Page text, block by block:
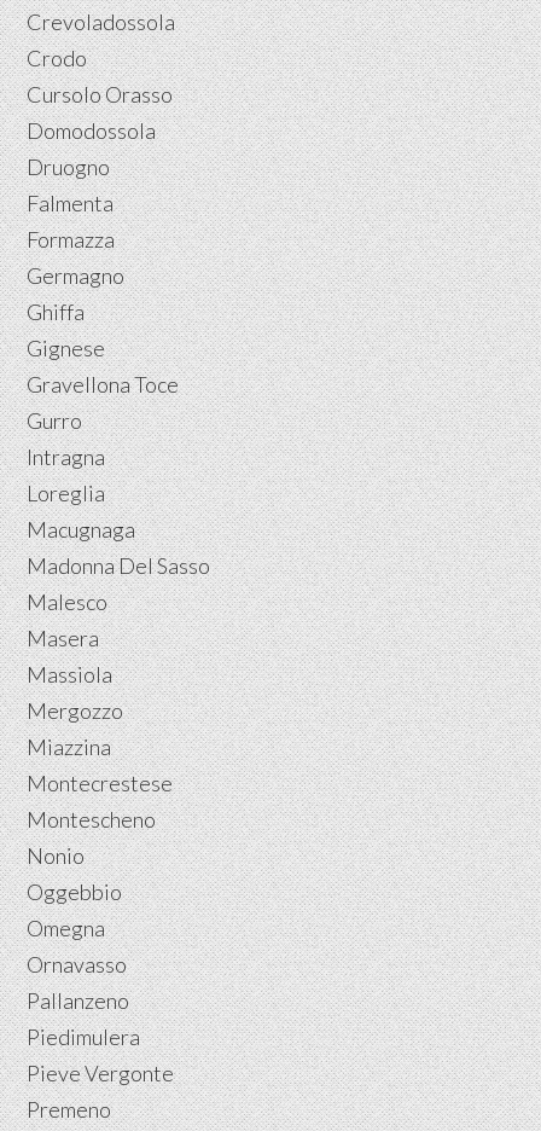
Crevoladossola
Crodo
Cursolo Orasso
Domodossola
Druogno
Falmenta
Formazza
Germagno
Ghiffa
Gignese
Gravellona Toce
Gurro
Intragna
Loreglia
Macugnaga
Madonna Del Sasso
Malesco
Masera
Massiola
Mergozzo
Miazzina
Montecrestese
Montescheno
Nonio
Oggebbio
Omegna
Ornavasso
Pallanzeno
Piedimulera
Pieve Vergonte
Premeno